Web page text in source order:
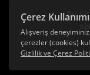
Çerez Kullanımı
Alışveriş
çerezler (cookies)
Gizlilik ve Çerez
Bu